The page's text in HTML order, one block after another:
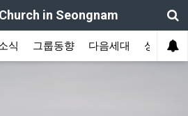
in Seongnam
식 그룹동향 다음세대 성도간증